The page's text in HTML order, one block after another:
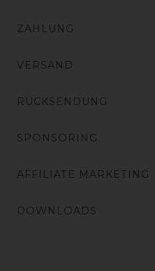
ZAHLUNG
VERSAND
RÜCKSENDUNG
SPONSORING
AFFILIATE MARKETING
DOWNLOADS